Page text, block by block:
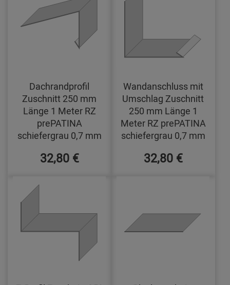
Dachrandprofil
Zuschnitt 250 mm
Länge 1 Meter RZ
prePATINA
schiefergrau 0,7 mm
32,80 €
Wandanschluss mit
Umschlag Zuschnitt
250 mm Länge 1
Meter RZ prePATINA
schiefergrau 0,7 mm
32,80 €